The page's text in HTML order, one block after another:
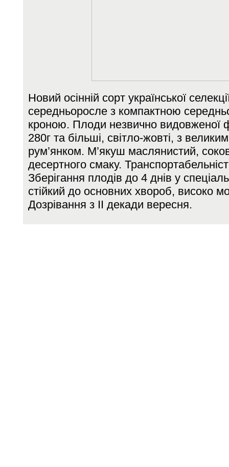
Новий осінній сорт української
середньоросле з компактною
кроною. Плоди незвично
280г та більші, світло-жовті, з
рум’янком. М’якуш маслянистий,
десертного смаку.
Зберігання плодів до 4 днів у
стійкий до основних хвороб, високо
Дозрівання з ІІ декади вересня.